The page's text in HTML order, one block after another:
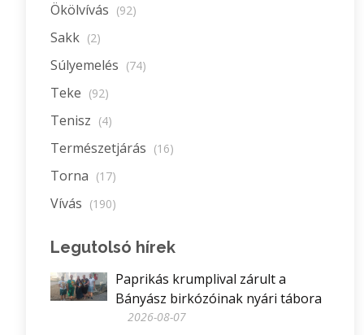
Ökölvívás (92)
Sakk (2)
Súlyemelés (74)
Teke (92)
Tenisz (4)
Természetjárás (16)
Torna (17)
Vívás (190)
Legutolsó hírek
Paprikás krumplival zárult a
Bányász birkózóinak nyári tábora
2026-08-07